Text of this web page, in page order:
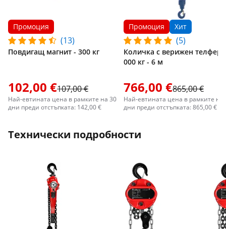
Промоция
(13)
Повдигащ магнит - 300 кг
102,00 €107,00 €
Най-евтината цена в рамките на 30
дни преди отстъпката: 142,00 €
Промоция Хит
(5)
Количка с верижен телфер
000 кг - 6 м
766,00 €865,00 €
Най-евтината цена в рамките на
дни преди отстъпката: 865,00 €
Технически подробности